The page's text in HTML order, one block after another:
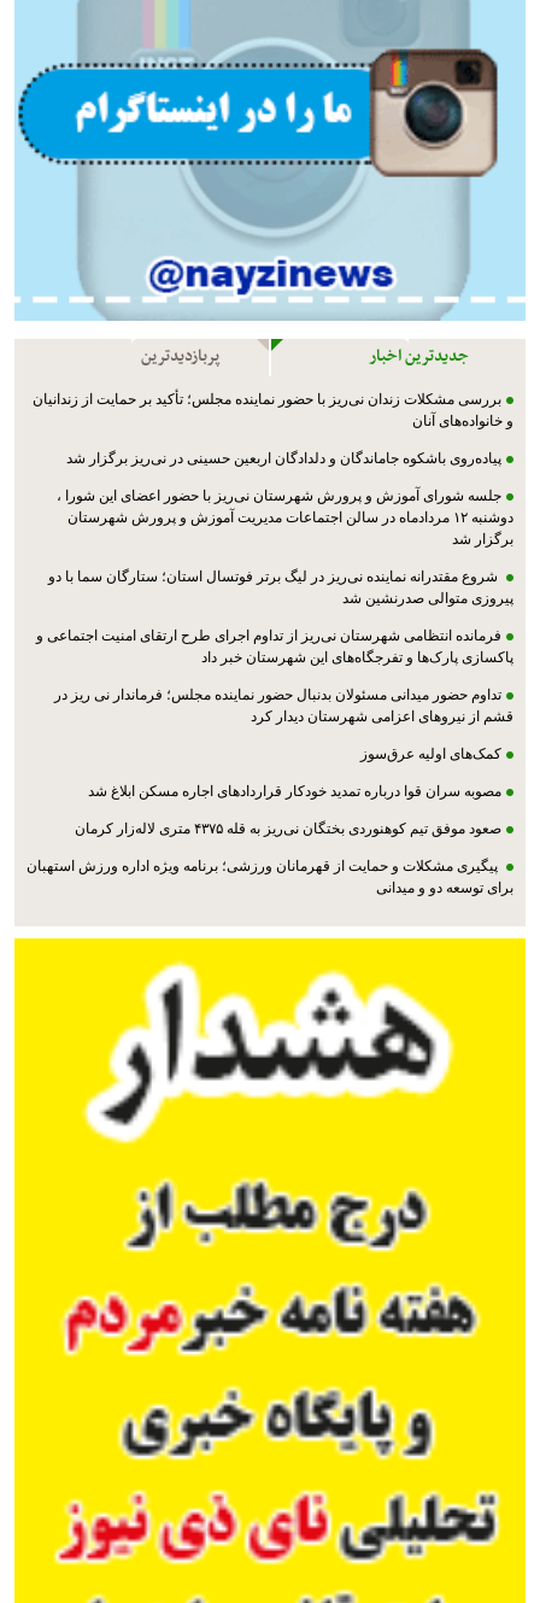
جدیدترین اخبار پربازدیدترین
بررسی مشکلات زندان نی‌ریز با حضور نماینده مجلس؛ تأکید بر حمایت از زندانیان
و خانواده‌های آنان
پیاده‌روی باشکوه جاماندگان و دلدادگان اربعین حسینی در نی‌ریز برگزار شد
جلسه شورای آموزش و پرورش شهرستان نی‌ریز با حضور اعضای این شورا ،
دوشنبه ۱۲ مردادماه در سالن اجتماعات مدیریت آموزش و پرورش شهرستان
برگزار شد
شروع مقتدرانه نماینده نی‌ریز در لیگ برتر فوتسال استان؛ ستارگان سما با دو
پیروزی متوالی صدرنشین شد
فرمانده انتظامی شهرستان نی‌ریز از تداوم اجرای طرح ارتقای امنیت اجتماعی و
پاکسازی پارک‌ها و تفرجگاه‌های این شهرستان خبر داد
تداوم حضور میدانی مسئولان بدنبال حضور نماینده مجلس؛ فرماندار نی ریز در
قشم از نیروهای اعزامی شهرستان دیدار کرد
کمک‌های اولیه عرق‌سوز
مصوبه سران قوا درباره تمدید خودکار قراردادهای اجاره مسکن ابلاغ شد
صعود موفق تیم کوهنوردی بختگان نی‌ریز به قله ۴۳۷۵ متری لاله‌زار کرمان
پیگیری مشکلات و حمایت از قهرمانان ورزشی؛ برنامه ویژه اداره ورزش استهبان
برای توسعه دو و میدانی